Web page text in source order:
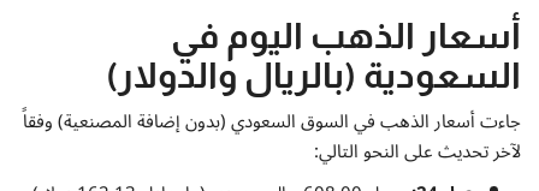
رئيس التحرير
إتصل بنا
أسعار الذهب اليوم في
السعودية (بالريال والدولار)
جاءت أسعار الذهب في السوق السعودي (بدون إضافة المصنعية) وفقاً
لآخر تحديث على النحو التالي: